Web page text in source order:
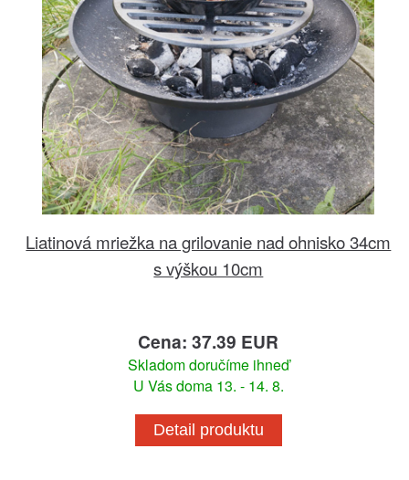
Liatinová mriežka na grilovanie nad ohnisko 34cm
s výškou 10cm
Cena: 37.39 EUR
Skladom doručíme ihneď
U Vás doma 13. - 14. 8.
Detail produktu